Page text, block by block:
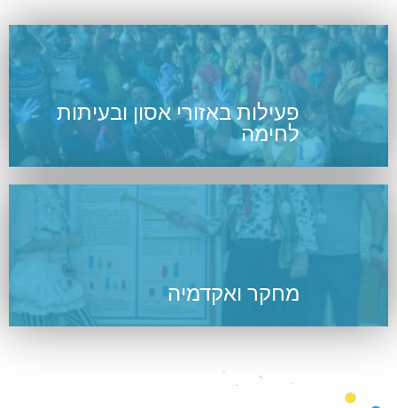
פעילות באזורי אסון ובעיתות
לחימה
מחקר ואקדמיה